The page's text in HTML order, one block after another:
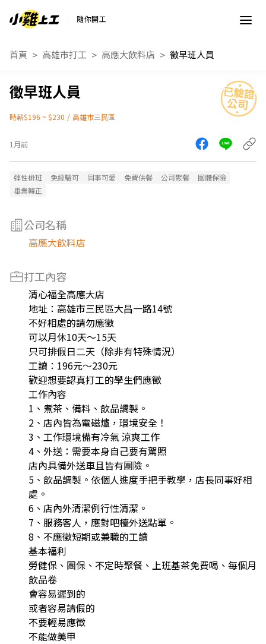
隨你開工
首頁 高雄市打工 高應大飲料店 徵早班人員
徵早班人員
時薪$196 ~ $230 / 高雄市三民區
1月前
彈性排班 免經驗可 同事可愛 免費供餐 公司聚餐
團體保險
畢業轉正
公司名稱
高應大飲料店
打工內容
清心福全高應大店
地址：高雄市三民區大昌一路14號
不好相處的請勿應徵
可以月休10天～15天
只可排假日二天（除非有特殊情況）
工讀：196元～230元
歡迎想要認真打工的學生們應徵
工作內容
1、煮茶、備料、飲品調製。
2、店內皆為電磁爐，環境安全！
3、工作環境備有冷氣 涼爽工作
4、外送：需要本身自己要有駕照
店內具備外送車且皆有團險。
5、飲品調製。依個人進度手把手教學，店長同事好相
處。
6、店內外清潔例行性清潔。
7、服務客人，應對吧檯外送點單。
8、不應徵短期或兼職的工讀
基本福利
勞健保、團保、不定時聚餐、上班基茶免費喝、每個月
飲品卷
會容易遲到的
或者容易請假的
不要輕易應徵
不能做美甲